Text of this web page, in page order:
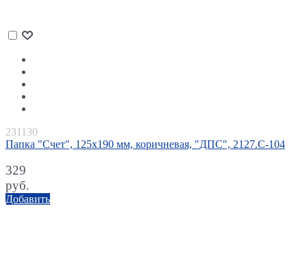
231130
Папка "Счет", 125х190 мм, коричневая, "ДПС", 2127.С-104
329
руб.
Добавить